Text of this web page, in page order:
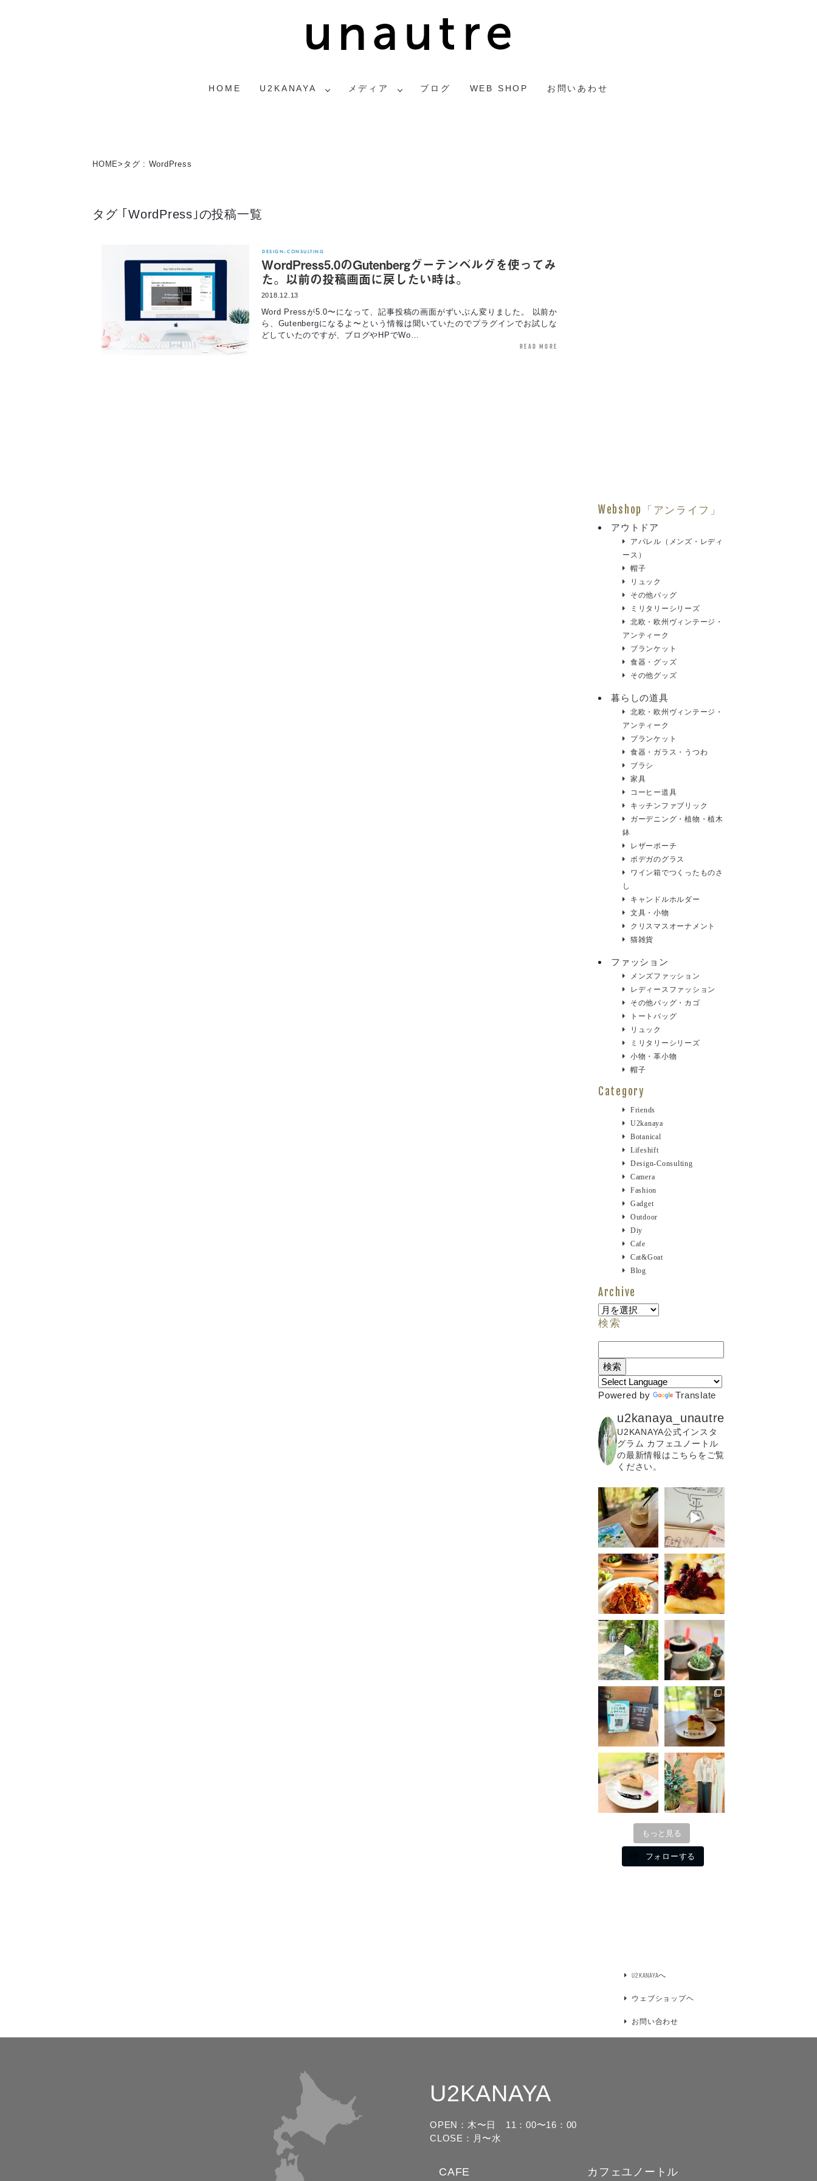
HOME U2KANAYA メディア ブログ WEB SHOP お問いあわせ
HOME> タグ : WordPress
タグ ｢WordPress｣の投稿一覧
DESIGN-CONSULTING
WordPress5.0のGutenbergグーテンベルグを使ってみ
た。以前の投稿画面に戻したい時は。
2018.12.13
Word Pressが5.0〜になって、記事投稿の画面がずいぶん変りました。 以前か
ら、Gutenbergになるよ〜という情報は聞いていたのでプラグインでお試しな
どしていたのですが、ブログやHPでWo…
read more
Webshop「アンライフ」
アウトドア
アパレル（メンズ・レディ
ース）
帽子
リュック
その他バッグ
ミリタリーシリーズ
北欧・欧州ヴィンテージ・
アンティーク
ブランケット
食器・グッズ
その他グッズ
暮らしの道具
北欧・欧州ヴィンテージ・
アンティーク
ブランケット
食器・ガラス・うつわ
ブラシ
家具
コーヒー道具
キッチンファブリック
ガーデニング・植物・植木
鉢
レザーポーチ
ボデガのグラス
ワイン箱でつくったものさ
し
キャンドルホルダー
文具・小物
クリスマスオーナメント
猫雑貨
ファッション
メンズファッション
レディースファッション
その他バッグ・カゴ
トートバッグ
リュック
ミリタリーシリーズ
小物・革小物
帽子
Category
Friends
U2kanaya
Botanical
Lifeshift
Design-Consulting
Camera
Fashion
Gadget
Outdoor
Diy
Cafe
Cat&goat
Blog
Archive
Archive
検索
索:
Powered by Translate
u2kanaya_unautre
U2KANAYA公式インスタ
グラム カフェユノートル
の最新情報はこちらをご覧
ください。
もっと見る
フォローする
U2KANAYAへ
ウェブショップヘ
お問い合わせ
U2KANAYA
OPEN：木〜日 11：00〜16：00
CLOSE：月〜水
CAFE カフェユノートル